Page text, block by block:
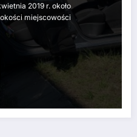
2019 r. około
miejscowości